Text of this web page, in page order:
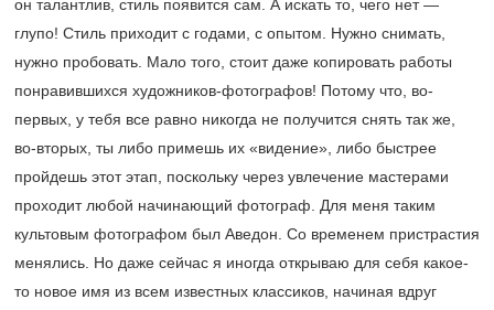
он талантлив, стиль появится сам. А искать то, чего нет —
глупо! Стиль приходит с годами, с опытом. Нужно снимать,
нужно пробовать. Мало того, стоит даже копировать работы
понравившихся художников-фотографов! Потому что, во-
первых, у тебя все равно никогда не получится снять так же,
во-вторых, ты либо примешь их «видение», либо быстрее
пройдешь этот этап, поскольку через увлечение мастерами
проходит любой начинающий фотограф. Для меня таким
культовым фотографом был Аведон. Со временем пристрастия
менялись. Но даже сейчас я иногда открываю для себя какое-
то новое имя из всем известных классиков, начиная вдруг